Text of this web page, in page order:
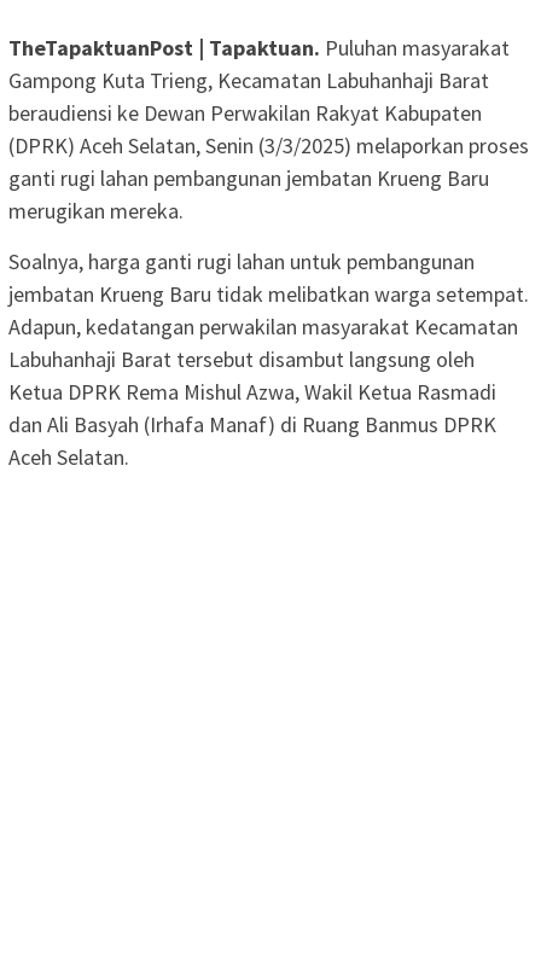
TheTapaktuanPost | Tapaktuan. Puluhan masyarakat
Gampong Kuta Trieng, Kecamatan Labuhanhaji Barat
beraudiensi ke Dewan Perwakilan Rakyat Kabupaten
(DPRK) Aceh Selatan, Senin (3/3/2025) melaporkan proses
ganti rugi lahan pembangunan jembatan Krueng Baru
merugikan mereka.
Soalnya, harga ganti rugi lahan untuk pembangunan
jembatan Krueng Baru tidak melibatkan warga setempat.
Adapun, kedatangan perwakilan masyarakat Kecamatan
Labuhanhaji Barat tersebut disambut langsung oleh
Ketua DPRK Rema Mishul Azwa, Wakil Ketua Rasmadi
dan Ali Basyah (Irhafa Manaf) di Ruang Banmus DPRK
Aceh Selatan.